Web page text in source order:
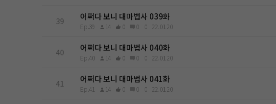
39 어쩌다 보니 대마법사 039화
Ep.39 14 0 0 0 22.01.20
40 어쩌다 보니 대마법사 040화
Ep.40 14 0 0 0 22.01.20
41 어쩌다 보니 대마법사 041화
Ep.41 14 0 0 0 22.01.20